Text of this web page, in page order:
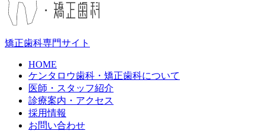
矯正歯科専門サイト
HOME
ケンタロウ歯科・矯正歯科について
医師・スタッフ紹介
診療案内・アクセス
採用情報
お問い合わせ